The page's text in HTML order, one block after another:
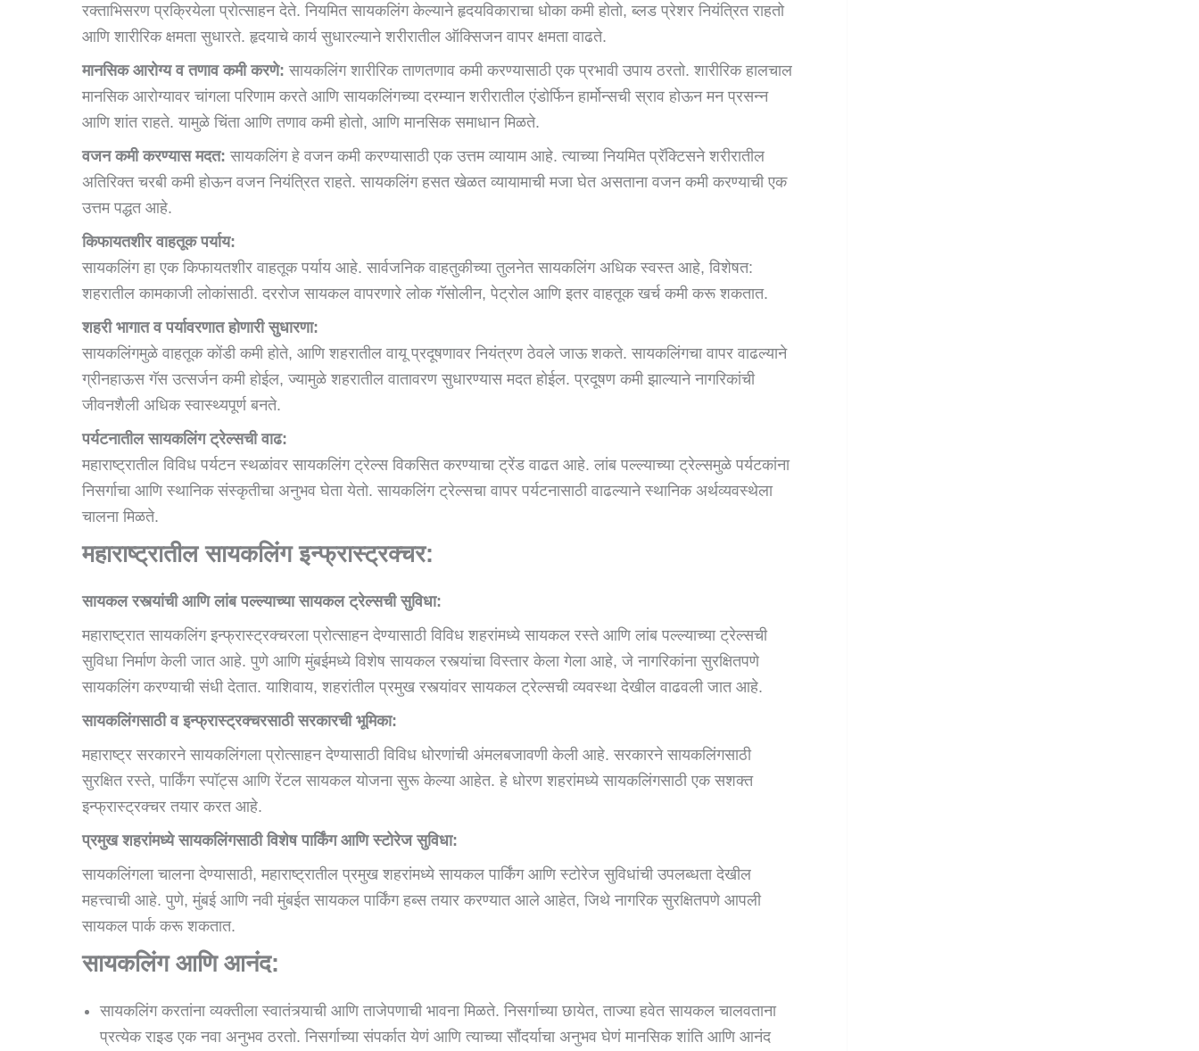
रक्ताभिसरण प्रक्रियेला प्रोत्साहन देते. नियमित सायकलिंग केल्याने हृदयविकाराचा धोका कमी होतो, ब्लड प्रेशर नियंत्रित राहतो
आणि शारीरिक क्षमता सुधारते. हृदयाचे कार्य सुधारल्याने शरीरातील ऑक्सिजन वापर क्षमता वाढते.
मानसिक आरोग्य व तणाव कमी करणे: सायकलिंग शारीरिक ताणतणाव कमी करण्यासाठी एक प्रभावी उपाय ठरतो. शारीरिक हालचाल
मानसिक आरोग्यावर चांगला परिणाम करते आणि सायकलिंगच्या दरम्यान शरीरातील एंडोर्फिन हार्मोन्सची स्राव होऊन मन प्रसन्न
आणि शांत राहते. यामुळे चिंता आणि तणाव कमी होतो, आणि मानसिक समाधान मिळते.
वजन कमी करण्यास मदत: सायकलिंग हे वजन कमी करण्यासाठी एक उत्तम व्यायाम आहे. त्याच्या नियमित प्रॅक्टिसने शरीरातील
अतिरिक्त चरबी कमी होऊन वजन नियंत्रित राहते. सायकलिंग हसत खेळत व्यायामाची मजा घेत असताना वजन कमी करण्याची एक
उत्तम पद्धत आहे.
किफायतशीर वाहतूक पर्याय:
सायकलिंग हा एक किफायतशीर वाहतूक पर्याय आहे. सार्वजनिक वाहतुकीच्या तुलनेत सायकलिंग अधिक स्वस्त आहे, विशेषत:
शहरातील कामकाजी लोकांसाठी. दररोज सायकल वापरणारे लोक गॅसोलीन, पेट्रोल आणि इतर वाहतूक खर्च कमी करू शकतात.
शहरी भागात व पर्यावरणात होणारी सुधारणा:
सायकलिंगमुळे वाहतूक कोंडी कमी होते, आणि शहरातील वायू प्रदूषणावर नियंत्रण ठेवले जाऊ शकते. सायकलिंगचा वापर वाढल्याने
ग्रीनहाऊस गॅस उत्सर्जन कमी होईल, ज्यामुळे शहरातील वातावरण सुधारण्यास मदत होईल. प्रदूषण कमी झाल्याने नागरिकांची
जीवनशैली अधिक स्वास्थ्यपूर्ण बनते.
पर्यटनातील सायकलिंग ट्रेल्सची वाढ:
महाराष्ट्रातील विविध पर्यटन स्थळांवर सायकलिंग ट्रेल्स विकसित करण्याचा ट्रेंड वाढत आहे. लांब पल्ल्याच्या ट्रेल्समुळे पर्यटकांना
निसर्गाचा आणि स्थानिक संस्कृतीचा अनुभव घेता येतो. सायकलिंग ट्रेल्सचा वापर पर्यटनासाठी वाढल्याने स्थानिक अर्थव्यवस्थेला
चालना मिळते.
महाराष्ट्रातील सायकलिंग इन्फ्रास्ट्रक्चर:
सायकल रस्त्यांची आणि लांब पल्ल्याच्या सायकल ट्रेल्सची सुविधा:
महाराष्ट्रात सायकलिंग इन्फ्रास्ट्रक्चरला प्रोत्साहन देण्यासाठी विविध शहरांमध्ये सायकल रस्ते आणि लांब पल्ल्याच्या ट्रेल्सची
सुविधा निर्माण केली जात आहे. पुणे आणि मुंबईमध्ये विशेष सायकल रस्त्यांचा विस्तार केला गेला आहे, जे नागरिकांना सुरक्षितपणे
सायकलिंग करण्याची संधी देतात. याशिवाय, शहरांतील प्रमुख रस्त्यांवर सायकल ट्रेल्सची व्यवस्था देखील वाढवली जात आहे.
सायकलिंगसाठी व इन्फ्रास्ट्रक्चरसाठी सरकारची भूमिका:
महाराष्ट्र सरकारने सायकलिंगला प्रोत्साहन देण्यासाठी विविध धोरणांची अंमलबजावणी केली आहे. सरकारने सायकलिंगसाठी
सुरक्षित रस्ते, पार्किंग स्पॉट्स आणि रेंटल सायकल योजना सुरू केल्या आहेत. हे धोरण शहरांमध्ये सायकलिंगसाठी एक सशक्त
इन्फ्रास्ट्रक्चर तयार करत आहे.
प्रमुख शहरांमध्ये सायकलिंगसाठी विशेष पार्किंग आणि स्टोरेज सुविधा:
सायकलिंगला चालना देण्यासाठी, महाराष्ट्रातील प्रमुख शहरांमध्ये सायकल पार्किंग आणि स्टोरेज सुविधांची उपलब्धता देखील
महत्त्वाची आहे. पुणे, मुंबई आणि नवी मुंबईत सायकल पार्किंग हब्स तयार करण्यात आले आहेत, जिथे नागरिक सुरक्षितपणे आपली
सायकल पार्क करू शकतात.
सायकलिंग आणि आनंद:
सायकलिंग करतांना व्यक्तीला स्वातंत्र्याची आणि ताजेपणाची भावना मिळते. निसर्गाच्या छायेत, ताज्या हवेत सायकल चालवताना
प्रत्येक राइड एक नवा अनुभव ठरतो. निसर्गाच्या संपर्कात येणं आणि त्याच्या सौंदर्याचा अनुभव घेणं मानसिक शांति आणि आनंद